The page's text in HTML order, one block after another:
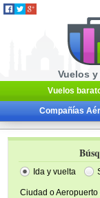
Vuelos
Vuelos
Compañías
Ida y vuelta
Ciudad o